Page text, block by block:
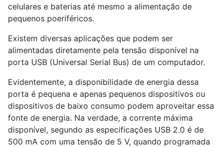
celulares e baterias até mesmo a alimentação de
pequenos poeriféricos.
Existem diversas aplicações que podem ser
alimentadas diretamente pela tensão disponível na
porta USB (Universal Serial Bus) de um computador.
Evidentemente, a disponibilidade de energia dessa
porta é pequena e apenas pequenos dispositivos ou
dispositivos de baixo consumo podem aproveitar essa
fonte de energia. Na verdade, a corrente máxima
disponível, segundo as especificações USB 2.0 é de
500 mA com uma tensão de 5 V, quando programada